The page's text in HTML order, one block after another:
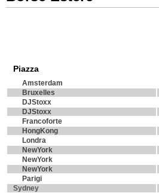
Piazza
Amsterdam
Bruxelles
DJStoxx
DJStoxx
Francoforte
HongKong
Londra
NewYork
NewYork
NewYork
Parigi
Sydney